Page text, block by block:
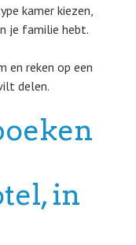
kamer kiezen,
je familie hebt.
en reken op een
delen.
in